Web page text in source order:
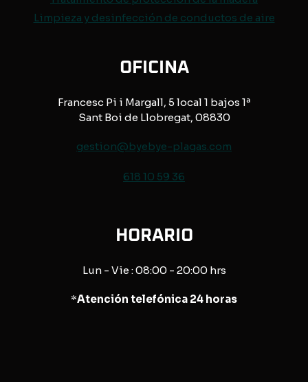
Limpieza y desinfección de conductos de aire
OFICINA
Francesc Pi i Margall, 5 local 1 bajos 1ª
Sant Boi de Llobregat, 08830
gestion@byebye-plagas.com
618 10 59 36
HORARIO
Lun - Vie : 08:00 - 20:00 hrs
*Atención telefónica 24 horas